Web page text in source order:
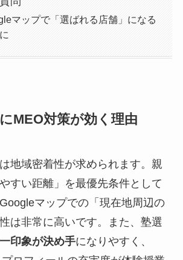
マップで「選ばれる店舗」になる
MEO対策が効く理由
地域密着性が求められます。親
すい距離」を最優先条件として
マップでの「現在地周辺の
は非常に高いです。また、塾選
印象が決め手になりやすく、